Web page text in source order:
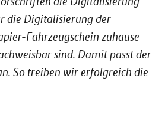
die Digitalisierung der
Fahrzeugschein zuhause
sind. Damit passt der
So treiben wir erfolgreich die